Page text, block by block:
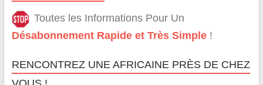
Toutes les Informations Pour Un
Désabonnement Rapide et Très Simple!
RENCONTREZ UNE AFRICAINE PRÈS DE CHEZ